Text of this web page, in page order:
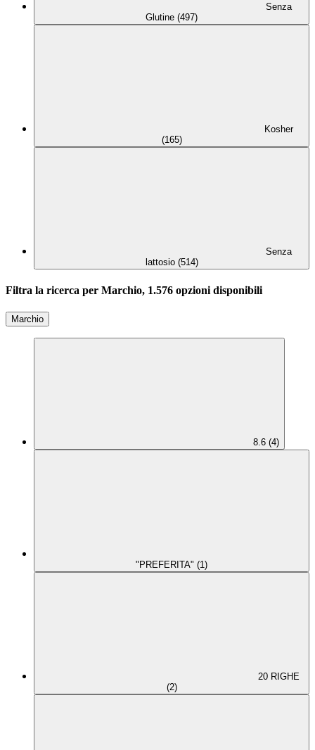
Senza
Glutine (497)
Kosher
(165)
Senza
lattosio (514)
Filtra la ricerca per Marchio, 1.576 opzioni disponibili
Marchio
8.6 (4)
"PREFERITA" (1)
20 RIGHE
(2)